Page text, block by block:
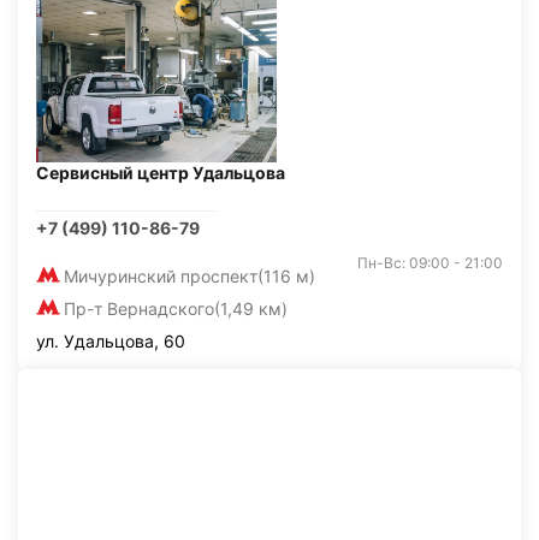
Сервисный центр Удальцова
+7 (499) 110-86-79
Мичуринский проспект(116 м)
Пр-т Вернадского(1,49 км)
Пн-Вс: 09:00 - 21:00
ул. Удальцова, 60